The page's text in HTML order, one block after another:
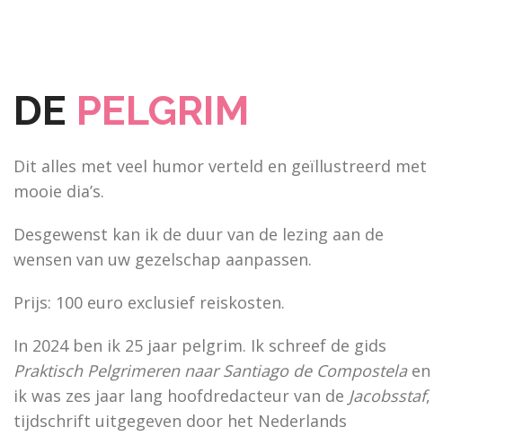
DE PELGRIM
Dit alles met veel humor verteld en geïllustreerd met
mooie dia’s.
Desgewenst kan ik de duur van de lezing aan de
wensen van uw gezelschap aanpassen.
Prijs: 100 euro exclusief reiskosten.
In 2024 ben ik 25 jaar pelgrim. Ik schreef de gids
Praktisch Pelgrimeren naar Santiago de Compostela en
ik was zes jaar lang hoofdredacteur van de Jacobsstaf,
tijdschrift uitgegeven door het Nederlands